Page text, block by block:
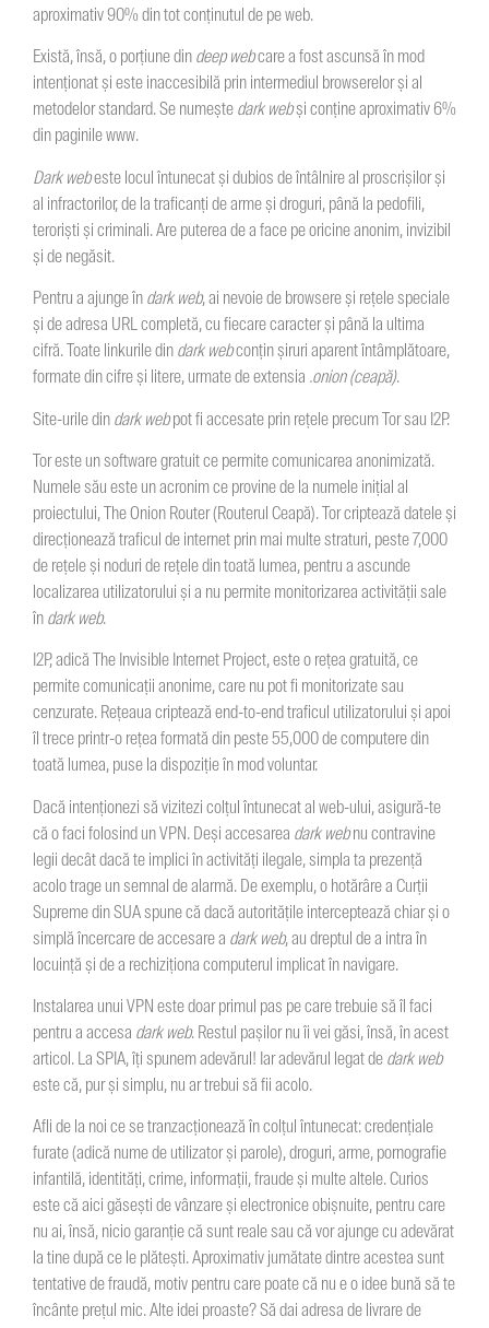
aproximativ 90% din tot conținutul de pe web.
Există, însă, o porțiune din deep webcare a fost ascunsă în mod
intenționat și este inaccesibilă prin intermediul browserelor și al
metodelor standard. Se numește dark webși conține aproximativ 6%
din paginile www.
Dark webeste locul întunecat și dubios de întâlnire al proscrișilor și
al infractorilor, de la traficanți de arme și droguri, până la pedofili,
teroriști și criminali. Are puterea de a face pe oricine anonim, invizibil
și de negăsit.
Pentru a ajunge în dark web, ai nevoie de browsere și rețele speciale
și de adresa URL completă, cu fiecare caracter și până la ultima
cifră. Toate linkurile din dark webconțin șiruri aparent întâmplătoare,
formate din cifre și litere, urmate de extensia .onion (ceapă).
Site-urile din dark webpot fi accesate prin rețele precum Tor sau I2P.
Tor este un software gratuit ce permite comunicarea anonimizată.
Numele său este un acronim ce provine de la numele inițial al
proiectului, The Onion Router (Routerul Ceapă). Tor criptează datele și
direcționează traficul de internet prin mai multe straturi, peste 7,000
de rețele și noduri de rețele din toată lumea, pentru a ascunde
localizarea utilizatorului și a nu permite monitorizarea activității sale
în dark web.
I2P, adică The Invisible Internet Project, este o rețea gratuită, ce
permite comunicații anonime, care nu pot fi monitorizate sau
cenzurate. Rețeaua criptează end-to-end traficul utilizatorului și apoi
îl trece printr-o rețea formată din peste 55,000 de computere din
toată lumea, puse la dispoziție în mod voluntar.
Dacă intenționezi să vizitezi colțul întunecat al web-ului, asigură-te
că o faci folosind un VPN. Deși accesarea dark webnu contravine
legii decât dacă te implici în activități ilegale, simpla ta prezență
acolo trage un semnal de alarmă. De exemplu, o hotărâre a Curții
Supreme din SUA spune că dacă autoritățile interceptează chiar și o
simplă încercare de accesare a dark web, au dreptul de a intra în
locuință și de a rechiziționa computerul implicat în navigare.
Instalarea unui VPN este doar primul pas pe care trebuie să îl faci
pentru a accesa dark web. Restul pașilor nu îi vei găsi, însă, în acest
articol. La SPIA, îți spunem adevărul! Iar adevărul legat de dark web
este că, pur și simplu, nu ar trebui să fii acolo.
Afli de la noi ce se tranzacționează în colțul întunecat: credențiale
furate (adică nume de utilizator și parole), droguri, arme, pornografie
infantilă, identități, crime, informații, fraude și multe altele. Curios
este că aici găsești de vânzare și electronice obișnuite, pentru care
nu ai, însă, nicio garanție că sunt reale sau că vor ajunge cu adevărat
la tine după ce le plătești. Aproximativ jumătate dintre acestea sunt
tentative de fraudă, motiv pentru care poate că nu e o idee bună să te
încânte prețul mic. Alte idei proaste? Să dai adresa de livrare de